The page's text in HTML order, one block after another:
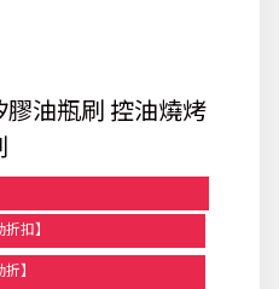
油瓶刷 控油燒烤
扣】
】